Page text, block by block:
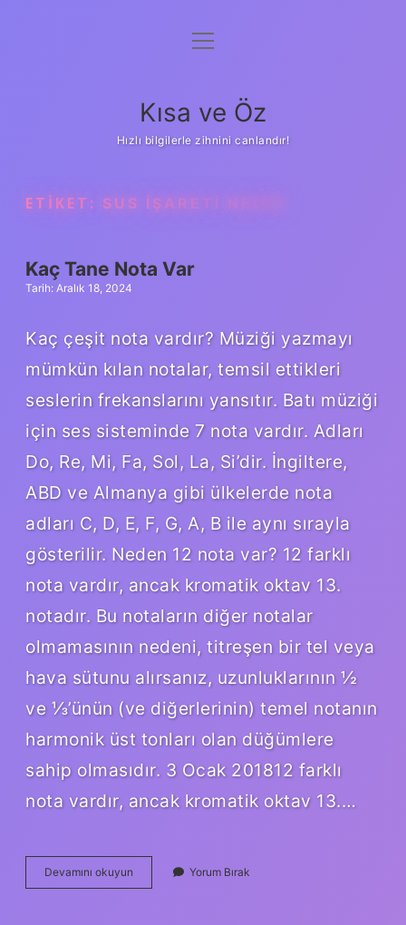
Anasayfa
Yasal Uyarı
menüyü
Kısa ve Öz
Hızlı bilgilerle zihnini canlandır!
ETIKET: SUS IŞARETI NEDIR
Kaç Tane Nota Var
Tarih: Aralık 18, 2024
Kaç çeşit nota vardır? Müziği yazmayı
mümkün kılan notalar, temsil ettikleri
seslerin frekanslarını yansıtır. Batı müziği
için ses sisteminde 7 nota vardır. Adları
Do, Re, Mi, Fa, Sol, La, Si’dir. İngiltere,
ABD ve Almanya gibi ülkelerde nota
adları C, D, E, F, G, A, B ile aynı sırayla
gösterilir. Neden 12 nota var? 12 farklı
nota vardır, ancak kromatik oktav 13.
notadır. Bu notaların diğer notalar
olmamasının nedeni, titreşen bir tel veya
hava sütunu alırsanız, uzunluklarının ½
ve ⅓’ünün (ve diğerlerinin) temel notanın
harmonik üst tonları olan düğümlere
sahip olmasıdır. 3 Ocak 201812 farklı
nota vardır, ancak kromatik oktav 13.…
Devamını okuyun
Tane
Yorum Bırak